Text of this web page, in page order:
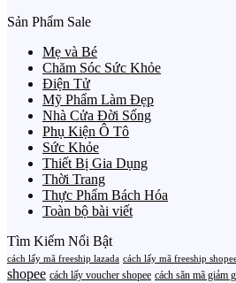
Sản Phẩm Sale
Mẹ và Bé
Chăm Sóc Sức Khỏe
Điện Tử
Mỹ Phẩm Làm Đẹp
Nhà Cửa Đời Sống
Phụ Kiện Ô Tô
Sức Khỏe
Thiết Bị Gia Dụng
Thời Trang
Thực Phẩm Bách Hóa
Toàn bộ bài viết
Tìm Kiếm Nổi Bật
cách lấy mã freeship lazada cách lấy mã freeship
shopee cách lấy voucher shopee cách săn mã giảm